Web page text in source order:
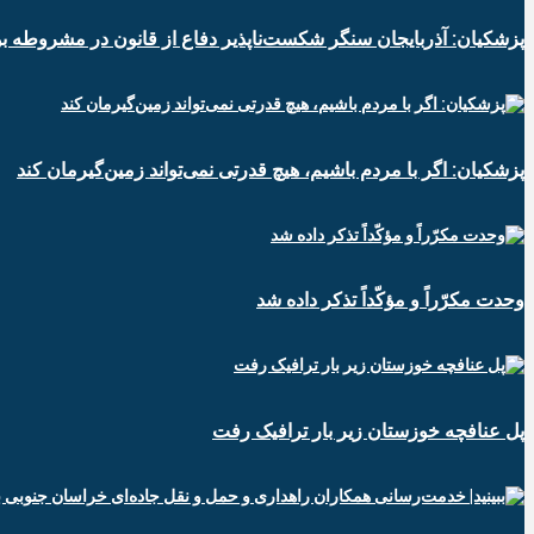
پزشکیان: آذربایجان سنگر شکست‌ناپذیر دفاع از قانون در مشروطه
پزشکیان: اگر با مردم باشیم، هیچ قدرتی نمی‌تواند زمین‌گیرمان کند
وحدت مکرّراً و مؤکّداً تذکر داده شد
پل عنافچه خوزستان زیر بار ترافیک رفت